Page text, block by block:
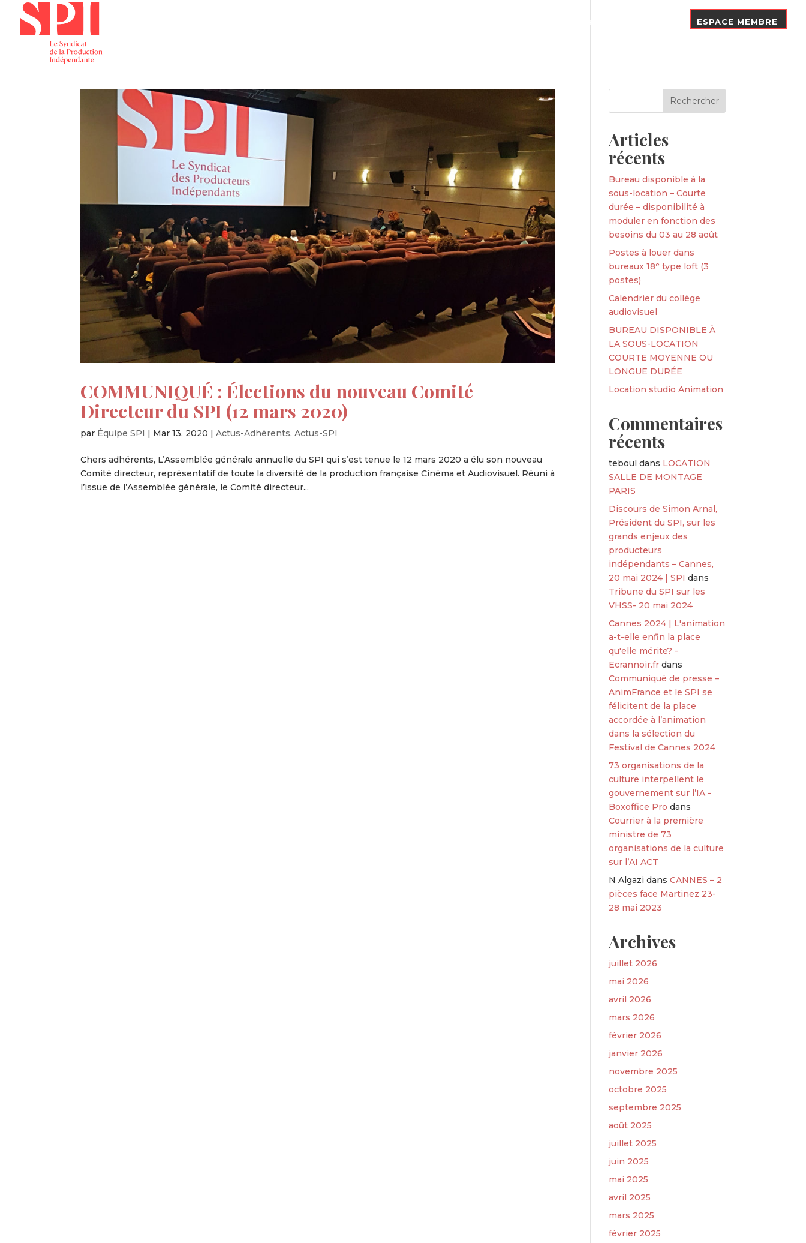
Nos Adhérents ESPACE MEMBRE
COMMUNIQUÉ : Élections du nouveau Comité
Directeur du SPI (12 mars 2020)
par Équipe SPI | Mar 13, 2020 |Actus-Adhérents,Actus-SPI
Chers adhérents, L’Assemblée générale annuelle du SPI qui s’est tenue le 12 mars 2020 a élu son nouveau
Comité directeur, représentatif de toute la diversité de la production française Cinéma et Audiovisuel. Réuni à
l’issue de l’Assemblée générale, le Comité directeur...
Articles
récents
Bureau disponible à la
sous-location – Courte
durée – disponibilité à
moduler en fonction des
besoins du 03 au 28 août
Postes à louer dans
bureaux 18ᵉ type loft (3
postes)
Calendrier du collège
audiovisuel
BUREAU DISPONIBLE À
LA SOUS-LOCATION
COURTE MOYENNE OU
LONGUE DURÉE
Location studio Animation
Commentaires
récents
teboul dans LOCATION
SALLE DE MONTAGE
PARIS
Discours de Simon Arnal,
Président du SPI, sur les
grands enjeux des
producteurs
indépendants – Cannes,
20 mai 2024 | SPI dans
Tribune du SPI sur les
VHSS- 20 mai 2024
Cannes 2024 | L'animation
a-t-elle enfin la place
qu'elle mérite? -
Ecrannoir.fr dans
Communiqué de presse –
AnimFrance et le SPI se
félicitent de la place
accordée à l’animation
dans la sélection du
Festival de Cannes 2024
73 organisations de la
culture interpellent le
gouvernement sur l’IA -
Boxoffice Pro dans
Courrier à la première
ministre de 73
organisations de la culture
sur l’AI ACT
N Algazi dansCANNES – 2
pièces face Martinez 23-
28 mai 2023
Archives
juillet 2026
mai 2026
avril 2026
mars 2026
février 2026
janvier 2026
novembre 2025
octobre 2025
septembre 2025
août 2025
juillet 2025
juin 2025
mai 2025
avril 2025
mars 2025
février 2025